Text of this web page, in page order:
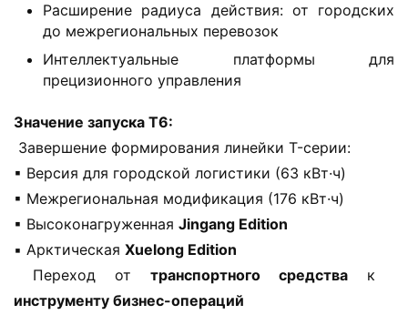
Расширение радиуса действия: от городских
до межрегиональных перевозок
Интеллектуальные платформы для
прецизионного управления
​Значение запуска T6:​
Завершение формирования линейки T-серии:
▪ Версия для городской логистики (63 кВт·ч)
▪ Межрегиональная модификация (176 кВт·ч)
▪ Высоконагруженная ​ ​Jingang Edition​
▪ Арктическая ​ ​Xuelong Edition​
Переход от ​ ​транспортного средства​ ​ к ​
инструменту бизнес-операций​